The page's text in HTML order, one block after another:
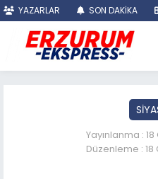
YAZARLAR SON DAKİKA
Yayınlanma :
Düzenleme : 18